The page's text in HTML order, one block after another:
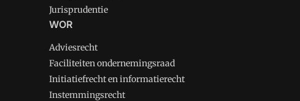
Jurisprudentie
WOR
Adviesrecht
Faciliteiten ondernemingsraad
Initiatiefrecht en informatierecht
Instemmingsrecht